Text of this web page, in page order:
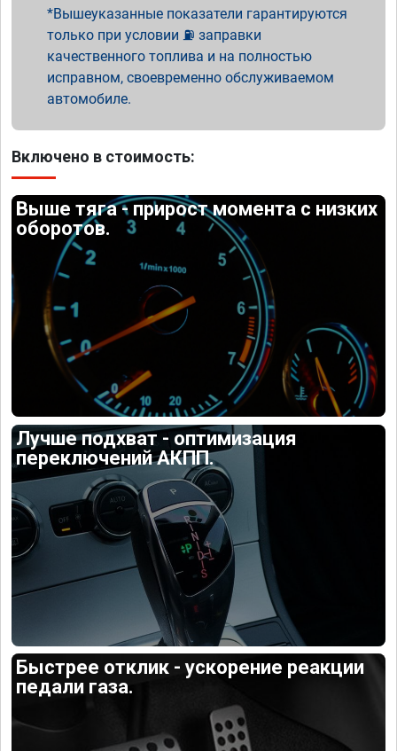
Вышеуказанные показатели гарантируются
только при условии ⛽ заправки
качественного топлива и на полностью
исправном, своевременно обслуживаемом
автомобиле.
Включено в стоимость:
Выше тяга - прирост момента с низких
оборотов.
Лучше подхват - оптимизация
переключений АКПП.
Быстрее отклик - ускорение реакции
педали газа.